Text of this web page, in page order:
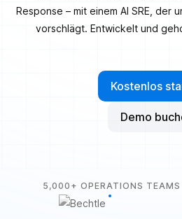
Response – mit einem AI SRE, der
vorschlägt. Entwickelt und
Kostenlos
Demo
5,000+ OPERATIONS TEAMS